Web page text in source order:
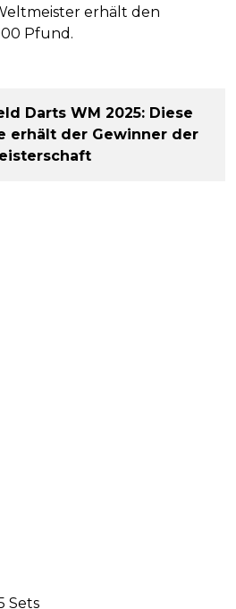
erhält den
Pfund.
Darts WM 2025: Diese
erhält der Gewinner der
Sets